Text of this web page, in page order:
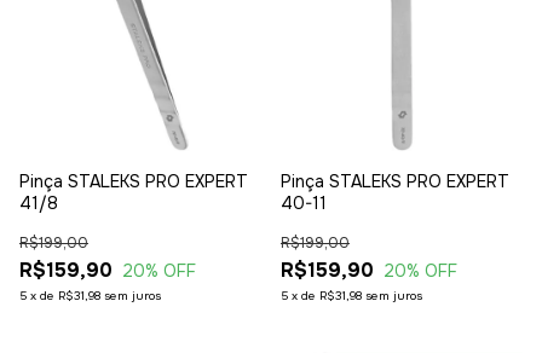
Pinça STALEKS PRO EXPERT
41/8
R$159,90
R$199,00
20% OFF
5 x de R$31,98 sem juros
Pinça STALEKS PRO EXPERT
40-11
R$159,90
R$199,00
20% OFF
5 x de R$31,98 sem juros